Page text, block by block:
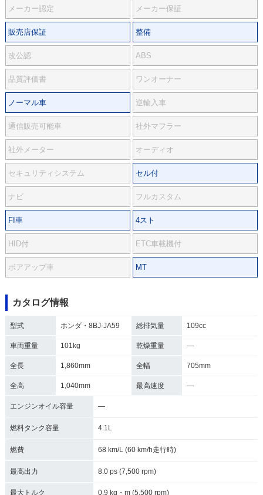
メーカー認定 メーカー保証
販売店保証 整備
改公認 ABS
品質評価書 ワンオーナー
ノーマル車 逆輸入車
通信販売可能車 社外マフラー
社外メーター オーディオ
セキュリティシステム セル付
ナビ フルカスタム
FI車 4スト
HID付 ETC車載機付
ボアアップ車 MT
カタログ情報
型式 ホンダ・8BJ-JA59 総排気量 109cc
車両重量 101kg 乾燥重量 ―
全長 1,860mm 全幅 705mm
全高 1,040mm 最高速度 ―
エンジンオイル容量 ―
燃料タンク容量 4.1L
燃費 68 km/L (60 km/h走行時)
最高出力 8.0 ps (7,500 rpm)
最大トルク 0.9 kg・m (5,500 rpm)